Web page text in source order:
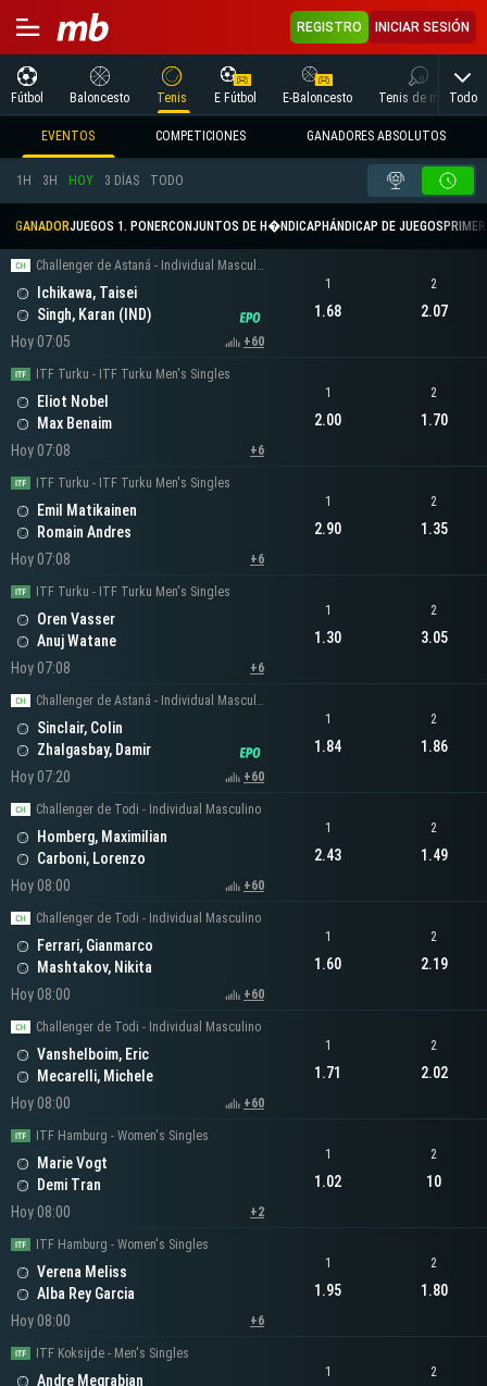
REGISTRO INICIAR SESIÓN
Fútbol Baloncesto Tenis E Fútbol E-Baloncesto Tenis de mesaTodo
EVENTOS COMPETICIONES GANADORES ABSOLUTOS
1H 3H HOY 3 DÍAS TODO
GANADORJUEGOS 1. PONERCONJUNTOS DE H�NDICAP HÁNDICAP DE JUEGOS
Challenger de Astaná - Individual Masculino
Ichikawa, Taisei
Singh, Karan (IND)
Hoy 07:05
+60
1
1.68
2
2.07
ITF Turku - ITF Turku Men's Singles
Eliot Nobel
Max Benaim
Hoy 07:08
+6
1
2.00
2
1.70
ITF Turku - ITF Turku Men's Singles
Emil Matikainen
Romain Andres
Hoy 07:08
+6
1
2.90
2
1.35
ITF Turku - ITF Turku Men's Singles
Oren Vasser
Anuj Watane
Hoy 07:08
+6
1
1.30
2
3.05
Challenger de Astaná - Individual Masculino
Sinclair, Colin
Zhalgasbay, Damir
Hoy 07:20
+60
1
1.84
2
1.86
Challenger de Todi - Individual Masculino
Homberg, Maximilian
Carboni, Lorenzo
Hoy 08:00
+60
1
2.43
2
1.49
Challenger de Todi - Individual Masculino
Ferrari, Gianmarco
Mashtakov, Nikita
Hoy 08:00
+60
1
1.60
2
2.19
Challenger de Todi - Individual Masculino
Vanshelboim, Eric
Mecarelli, Michele
Hoy 08:00
+60
1
1.71
2
2.02
ITF Hamburg - Women's Singles
Marie Vogt
Demi Tran
Hoy 08:00
+2
1
1.02
2
10
ITF Hamburg - Women's Singles
Verena Meliss
Alba Rey Garcia
Hoy 08:00
+6
1
1.95
2
1.80
ITF Koksijde - Men's Singles
Andre Megrabian
1 2